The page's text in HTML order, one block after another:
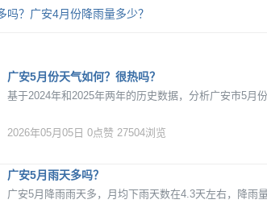
吗？广安4月份降雨量多少？
广安5月份天气如何？很热吗？
基于2024年和2025年两年的历史数据，分析广安市5月
2026年05月05日 0点赞 27504浏览
广安5月雨天多吗？
广安5月降雨雨天多，月均下雨天数在4.3天左右，降雨